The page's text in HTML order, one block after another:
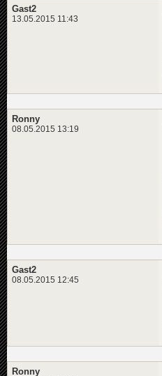
Gast2
13.05.2015 11:43
Ronny
08.05.2015 13:19
Gast2
08.05.2015 12:45
Ronny